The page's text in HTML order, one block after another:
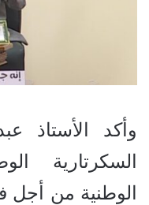
وأكد الأستاذ
السكرتارية
الوطنية من أجل